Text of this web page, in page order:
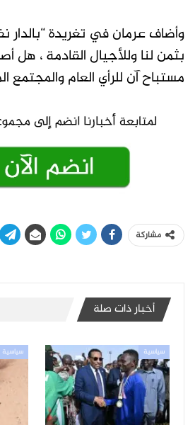
وأضاف عرمان في تغريدة “بالدار
بثمن لنا وللأجيال القادمة ،
مستباح آن للرأي العام
مشاركة
أخبار ذات صلة
سياسية سياسية